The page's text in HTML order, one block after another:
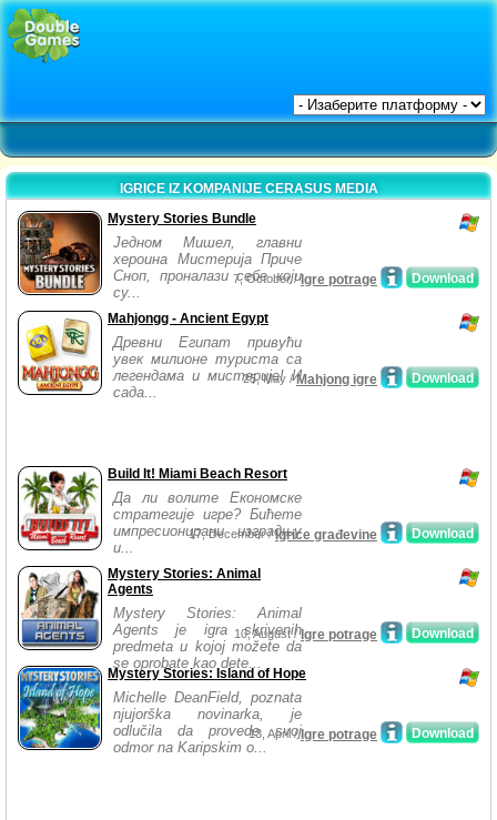
IGRICE IZ KOMPANIJE CERASUS MEDIA
Mystery Stories Bundle
Једном Мишел, главни
хероина Мистерија Приче
Сноп, проналази себе који
су...
Download
7, October /Igre potrage
Mahjongg - Ancient Egypt
Древни Египат привући
увек милионе туриста са
легендама и мистерије! И
сада...
Download
25, May /Mahjong igre
Build It! Miami Beach Resort
Да ли волите Економске
стратегије игре? Бићете
импресионирани изградњу
и...
Download
17, December /Igrice građevine
Mystery Stories: Animal
Agents
Mystery Stories: Animal
Agents je igra skrivenih
predmeta u kojoj možete da
se oprobate kao dete...
Download
10, August /Igre potrage
Mystery Stories: Island of Hope
Michelle DeanField, poznata
njujorška novinarka, je
odlučila da provede svoj
odmor na Karipskim o...
Download
13, April /Igre potrage